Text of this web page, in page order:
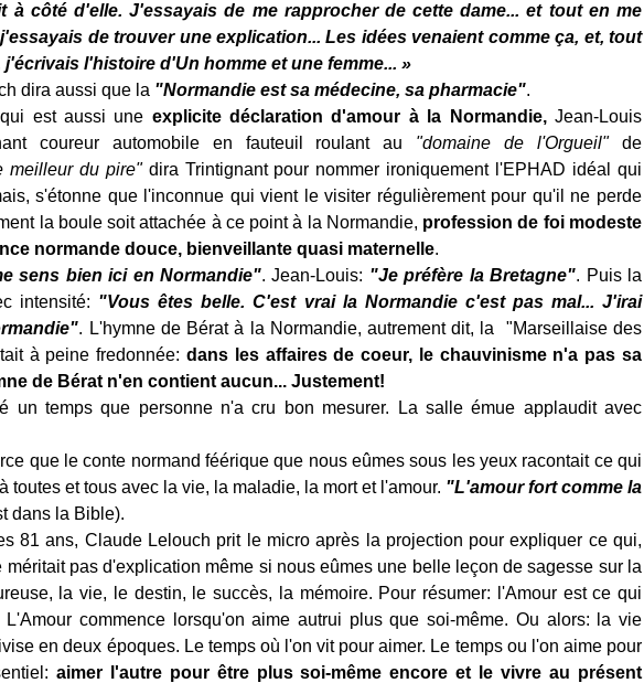
à côté d'elle. J'essayais de me rapprocher de cette dame... et tout en me
de trouver une explication... Les idées venaient comme ça, et, tout
j'écrivais l'histoire d'Un homme et une femme... »
dira aussi que la "Normandie est sa médecine, sa pharmacie".
est aussi une explicite déclaration d'amour à la Normandie,Jean-Louis
coureur automobile en fauteuil roulant au "domaine de l'Orgueil"de
meilleur du pire"dira Trintignant pour nommer ironiquement l'EPHAD idéal qui
s'étonne que l'inconnue qui vient le visiter régulièrement pour qu'il ne perde
la boule soit attachée à ce point à la Normandie, profession de foi modeste
normande douce, bienveillante quasi maternelle.
sens bien ici en Normandie". Jean-Louis: "Je préfère la Bretagne". Puis la
intensité: "Vous êtes belle. C'est vrai la Normandie c'est pas mal... J'irai
. L'hymne de Bérat à la Normandie, autrement dit, la "Marseillaise des
à peine fredonnée: dans les affaires de coeur, le chauvinisme n'a pas sa
de Bérat n'en contient aucun... Justement!
un temps que personne n'a cru bon mesurer. La salle émue applaudit avec
que le conte normand féérique que nous eûmes sous les yeux racontait ce qui
toutes et tous avec la vie, la maladie, la mort et l'amour. "L'amour fort comme la
dans la Bible).
81 ans, Claude Lelouch prit le micro après la projection pour expliquer ce qui,
méritait pas d'explication même si nous eûmes une belle leçon de sagesse sur la
la vie, le destin, le succès, la mémoire. Pour résumer: l'Amour est ce qui
commence lorsqu'on aime autrui plus que soi-même. Ou alors: la vie
en deux époques. Le temps où l'on vit pour aimer. Le temps ou l'on aime pour
aimer l'autre pour être plus soi-même encore et le vivre au présent